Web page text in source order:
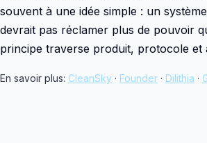
souvent à une idée simple : un
devrait pas réclamer plus de pouvoir
principe traverse produit, protocole et
En savoir plus: CleanSky · Founder · Dilithia ·